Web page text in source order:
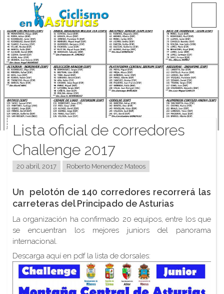
CICLISMO EN ASTURIAS
Lista oficial de corredores
Challenge 2017
20 abril, 2017 Roberto Menendez Mateos
Un pelotón de 140 corredores recorrerá las
carreteras del Principado de Asturias
La organización ha confirmado 20 equipos, entre los que
se encuentran los mejores juniors del panorama
internacional.
Descarga aquí en pdf la lista de dorsales: